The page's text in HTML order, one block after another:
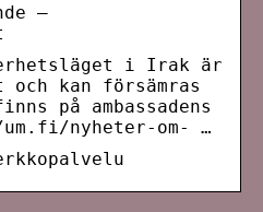
–
i Irak är
kan försämras
på ambassadens
nyheter-om- …